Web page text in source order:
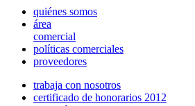
quiénes somos
área
comercial
políticas comerciales
proveedores
trabaja con nosotros
certificado de honorarios 2012